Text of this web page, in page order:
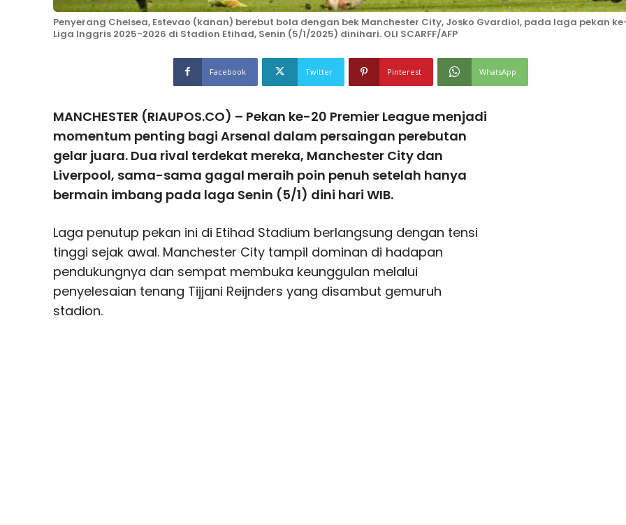
Penyerang Chelsea, Estevao (kanan) berebut bola dengan bek Manchester City, Josko Gvardiol, pada laga pekan
Liga Inggris 2025-2026 di Stadion Etihad, Senin (5/1/2025) dinihari. OLI SCARFF/AFP
Facebook Twitter Pinterest WhatsApp
MANCHESTER (RIAUPOS.CO) – Pekan ke-20 Premier League menjadi
momentum penting bagi Arsenal dalam persaingan perebutan
gelar juara. Dua rival terdekat mereka, Manchester City dan
Liverpool, sama-sama gagal meraih poin penuh setelah hanya
bermain imbang pada laga Senin (5/1) dini hari WIB.
Laga penutup pekan ini di Etihad Stadium berlangsung dengan tensi
tinggi sejak awal. Manchester City tampil dominan di hadapan
pendukungnya dan sempat membuka keunggulan melalui
penyelesaian tenang Tijjani Reijnders yang disambut gemuruh
stadion.